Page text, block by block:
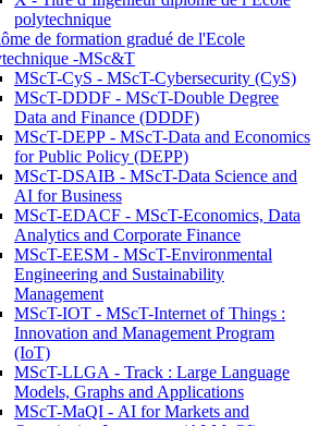
polytechnique
de formation gradué de l'Ecole
-MSc&T
MScT-CyS - MScT-Cybersecurity (CyS)
MScT-DDDF - MScT-Double Degree
Data and Finance (DDDF)
MScT-DEPP - MScT-Data and Economics
for Public Policy (DEPP)
MScT-DSAIB - MScT-Data Science and
AI for Business
MScT-EDACF - MScT-Economics, Data
Analytics and Corporate Finance
MScT-EESM - MScT-Environmental
Engineering and Sustainability
Management
MScT-IOT - MScT-Internet of Things :
Innovation and Management Program
(IoT)
MScT-LLGA - Track : Large Language
Models, Graphs and Applications
MScT-MaQI - AI for Markets and